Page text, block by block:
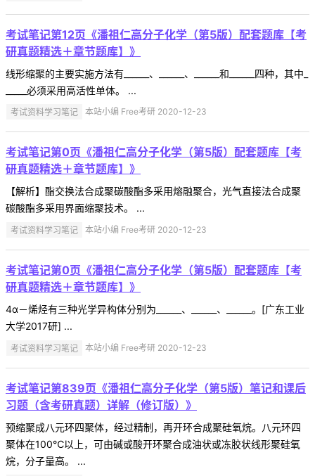
考试笔记第12页《潘祖仁高分子化学（第5版）配套题库【考
研真题精选＋章节题库】》
线形缩聚的主要实施方法有______、______、______和______四种，其中_
_____必须采用高活性单体。 ...
考试资料学习笔记 本站小编 Free考研 2020-12-23
考试笔记第0页《潘祖仁高分子化学（第5版）配套题库【考
研真题精选＋章节题库】》
【解析】酯交换法合成聚碳酸酯多采用熔融聚合，光气直接法合成聚
碳酸酯多采用界面缩聚技术。 ...
考试资料学习笔记 本站小编 Free考研 2020-12-23
考试笔记第0页《潘祖仁高分子化学（第5版）配套题库【考
研真题精选＋章节题库】》
4α－烯烃有三种光学异构体分别为______、______、______。[广东工业
大学2017研] ...
考试资料学习笔记 本站小编 Free考研 2020-12-23
考试笔记第839页《潘祖仁高分子化学（第5版）笔记和课后
习题（含考研真题）详解（修订版）》
预缩聚成八元环四聚体，经过精制，再开环合成聚硅氧烷。八元环四
聚体在100℃以上，可由碱或酸开环聚合成油状或冻胶状线形聚硅氧
烷，分子量高。 ...